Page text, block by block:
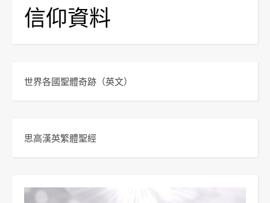
信仰資料
世界各國聖體奇跡 （英文）
思高漢英繁體聖經